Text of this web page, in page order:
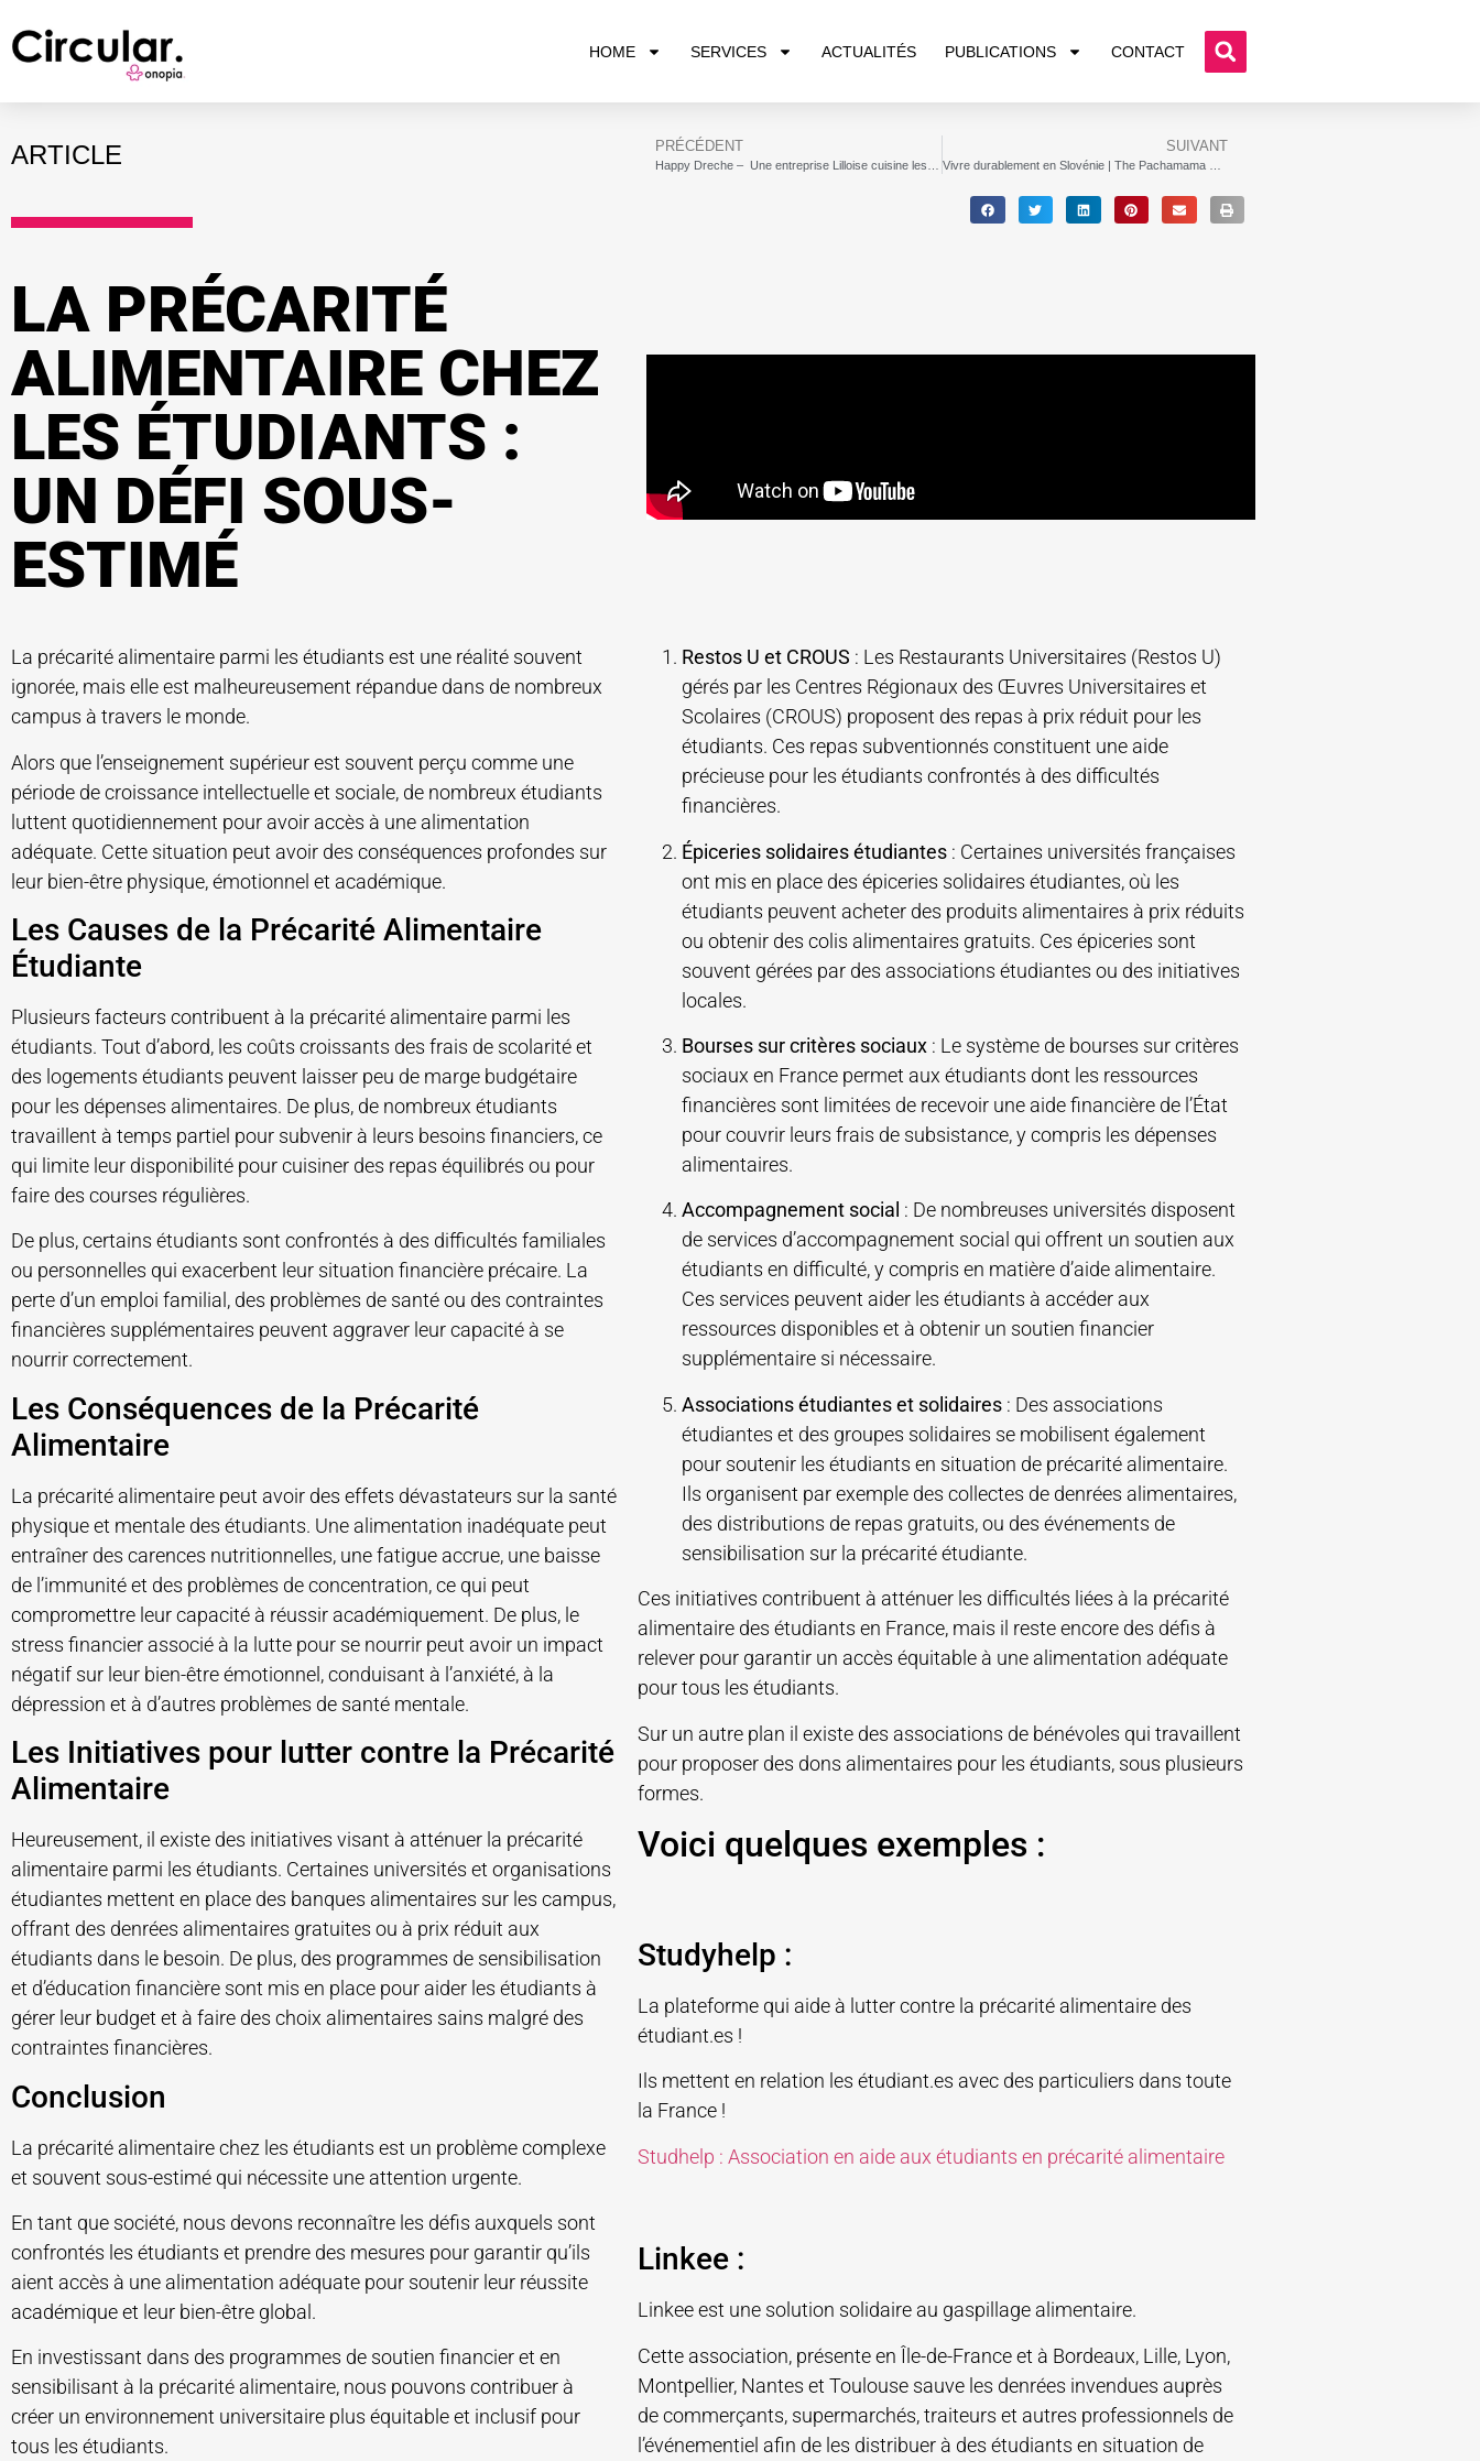
HOME SERVICES ACTUALITÉS PUBLICATIONS CONTACT
ARTICLE PRÉCÉDENT SUIVANT
LA PRÉCARITÉ
ALIMENTAIRE CHEZ
LES ÉTUDIANTS :
UN DÉFI SOUS-
ESTIMÉ
La précarité alimentaire parmi les étudiants est une réalité souvent
ignorée, mais elle est malheureusement répandue dans de nombreux
campus à travers le monde.
Alors que l’enseignement supérieur est souvent perçu comme une
période de croissance intellectuelle et sociale, de nombreux étudiants
luttent quotidiennement pour avoir accès à une alimentation
adéquate. Cette situation peut avoir des conséquences profondes sur
leur bien-être physique, émotionnel et académique.
Les Causes de la Précarité Alimentaire
Étudiante
Plusieurs facteurs contribuent à la précarité alimentaire parmi les
étudiants. Tout d’abord, les coûts croissants des frais de scolarité et
des logements étudiants peuvent laisser peu de marge budgétaire
pour les dépenses alimentaires. De plus, de nombreux étudiants
travaillent à temps partiel pour subvenir à leurs besoins financiers, ce
qui limite leur disponibilité pour cuisiner des repas équilibrés ou pour
faire des courses régulières.
De plus, certains étudiants sont confrontés à des difficultés familiales
ou personnelles qui exacerbent leur situation financière précaire. La
perte d’un emploi familial, des problèmes de santé ou des contraintes
financières supplémentaires peuvent aggraver leur capacité à se
nourrir correctement.
Les Conséquences de la Précarité
Alimentaire
La précarité alimentaire peut avoir des effets dévastateurs sur la santé
physique et mentale des étudiants. Une alimentation inadéquate peut
entraîner des carences nutritionnelles, une fatigue accrue, une baisse
de l’immunité et des problèmes de concentration, ce qui peut
compromettre leur capacité à réussir académiquement. De plus, le
stress financier associé à la lutte pour se nourrir peut avoir un impact
négatif sur leur bien-être émotionnel, conduisant à l’anxiété, à la
dépression et à d’autres problèmes de santé mentale.
Les Initiatives pour lutter contre la Précarité
Alimentaire
Heureusement, il existe des initiatives visant à atténuer la précarité
alimentaire parmi les étudiants. Certaines universités et organisations
étudiantes mettent en place des banques alimentaires sur les campus,
offrant des denrées alimentaires gratuites ou à prix réduit aux
étudiants dans le besoin. De plus, des programmes de sensibilisation
et d’éducation financière sont mis en place pour aider les étudiants à
gérer leur budget et à faire des choix alimentaires sains malgré des
contraintes financières.
Conclusion
La précarité alimentaire chez les étudiants est un problème complexe
et souvent sous-estimé qui nécessite une attention urgente.
En tant que société, nous devons reconnaître les défis auxquels sont
confrontés les étudiants et prendre des mesures pour garantir qu’ils
aient accès à une alimentation adéquate pour soutenir leur réussite
académique et leur bien-être global.
En investissant dans des programmes de soutien financier et en
sensibilisant à la précarité alimentaire, nous pouvons contribuer à
créer un environnement universitaire plus équitable et inclusif pour
tous les étudiants.
Restos U et CROUS : Les Restaurants Universitaires (Restos U)
gérés par les Centres Régionaux des Œuvres Universitaires et
Scolaires (CROUS) proposent des repas à prix réduit pour les
étudiants. Ces repas subventionnés constituent une aide
précieuse pour les étudiants confrontés à des difficultés
financières.
Épiceries solidaires étudiantes : Certaines universités françaises
ont mis en place des épiceries solidaires étudiantes, où les
étudiants peuvent acheter des produits alimentaires à prix réduits
ou obtenir des colis alimentaires gratuits. Ces épiceries sont
souvent gérées par des associations étudiantes ou des initiatives
locales.
Bourses sur critères sociaux : Le système de bourses sur critères
sociaux en France permet aux étudiants dont les ressources
financières sont limitées de recevoir une aide financière de l’État
pour couvrir leurs frais de subsistance, y compris les dépenses
alimentaires.
Accompagnement social : De nombreuses universités disposent
de services d’accompagnement social qui offrent un soutien aux
étudiants en difficulté, y compris en matière d’aide alimentaire.
Ces services peuvent aider les étudiants à accéder aux
ressources disponibles et à obtenir un soutien financier
supplémentaire si nécessaire.
Associations étudiantes et solidaires : Des associations
étudiantes et des groupes solidaires se mobilisent également
pour soutenir les étudiants en situation de précarité alimentaire.
Ils organisent par exemple des collectes de denrées alimentaires,
des distributions de repas gratuits, ou des événements de
sensibilisation sur la précarité étudiante.
Ces initiatives contribuent à atténuer les difficultés liées à la précarité
alimentaire des étudiants en France, mais il reste encore des défis à
relever pour garantir un accès équitable à une alimentation adéquate
pour tous les étudiants.
Sur un autre plan il existe des associations de bénévoles qui travaillent
pour proposer des dons alimentaires pour les étudiants, sous plusieurs
formes.
Voici quelques exemples :
Studyhelp :
La plateforme qui aide à lutter contre la précarité alimentaire des
étudiant.es !
Ils mettent en relation les étudiant.es avec des particuliers dans toute
la France !
Studhelp : Association en aide aux étudiants en précarité alimentaire
Linkee :
Linkee est une solution solidaire au gaspillage alimentaire.
Cette association, présente en Île-de-France et à Bordeaux, Lille, Lyon,
Montpellier, Nantes et Toulouse sauve les denrées invendues auprès
de commerçants, supermarchés, traiteurs et autres professionnels de
l’événementiel afin de les distribuer à des étudiants en situation de